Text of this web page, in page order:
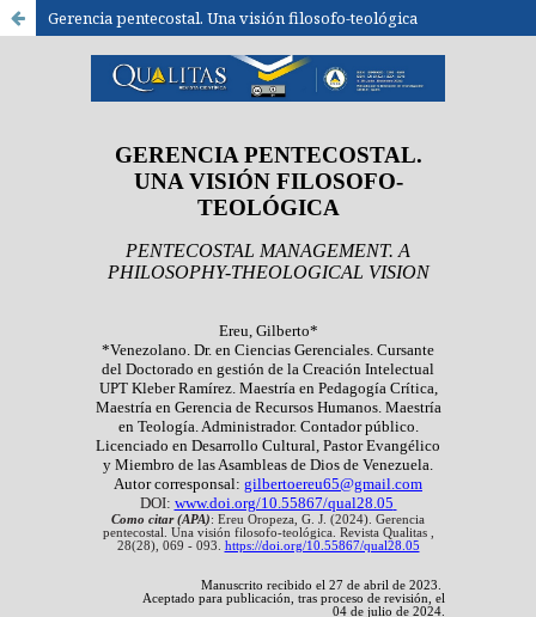
Gerencia pentecostal. Una visión filosofo-teológica